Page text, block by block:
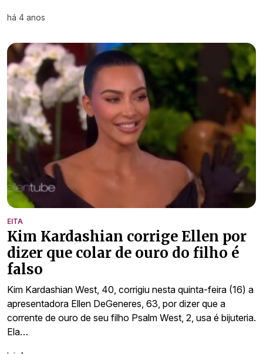
há 4 anos
EITA
Kim Kardashian corrige Ellen por
dizer que colar de ouro do filho é
falso
Kim Kardashian West, 40, corrigiu nesta quinta-feira (16) a
apresentadora Ellen DeGeneres, 63, por dizer que a
corrente de ouro de seu filho Psalm West, 2, usa é bijuteria.
Ela…